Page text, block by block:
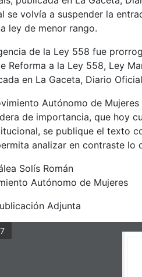
se volvía a suspender la
ley de menor rango.
de la Ley 558 fue
Reforma a la Ley 558, Ley
en La Gaceta, Diario
Autónomo de
de importancia, que hoy
se publique el texto
analizar en contraste lo
Solís Román
Autónomo de Mujeres
Adjunta